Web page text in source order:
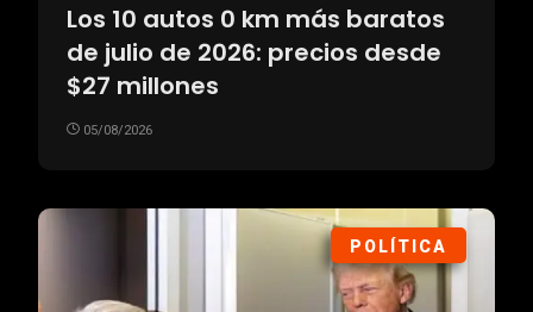
Los 10 autos 0 km más baratos
de julio de 2026: precios desde
$27 millones
05/08/2026
POLÍTICA